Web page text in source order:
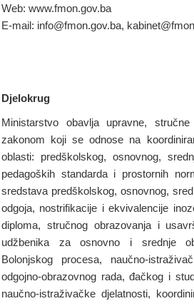
Web: www.fmon.gov.ba
E-mail: info@fmon.gov.ba,
Djelokrug
Ministarstvo obavlja upravne,
zakonom koji se odnose na
oblasti: predškolskog, osnovnog,
pedagoških standarda i prostornih
sredstava predškolskog, osnovnog,
odgoja, nostrifikacije i ekvivalencije
diploma, stručnog obrazovanja i
udžbenika za osnovno i srednje
Bolonjskog procesa, naučno-
odgojno-obrazovnog rada, đačkog i
naučno-istraživačke djelatnosti,